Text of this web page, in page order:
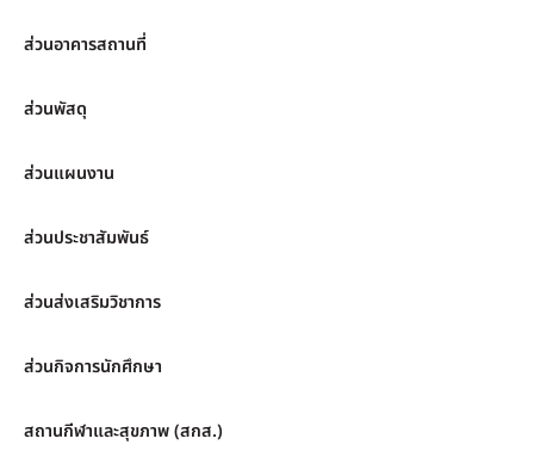
ส่วนอาคารสถานที่
ส่วนพัสดุ
ส่วนแผนงาน
ส่วนประชาสัมพันธ์
ส่วนส่งเสริมวิชาการ
ส่วนกิจการนักศึกษา
สถานกีฬาและสุขภาพ (สกส.)